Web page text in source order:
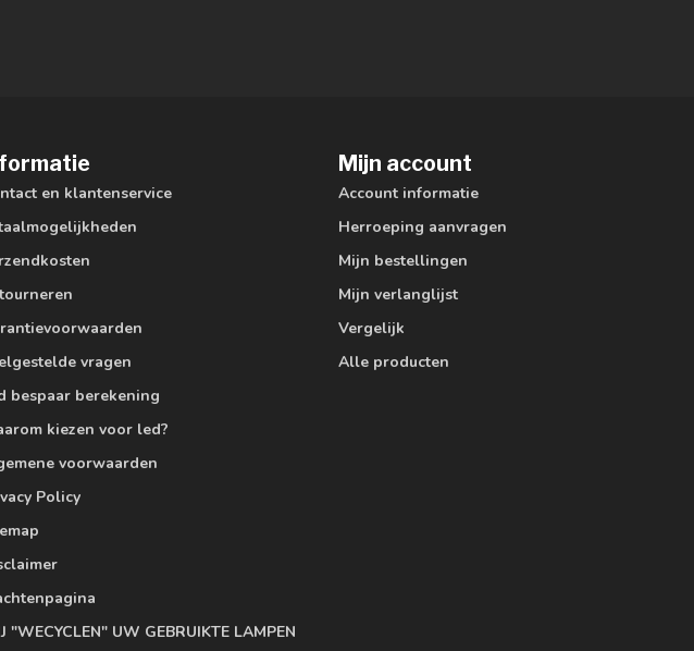
en klantenservice
vragen
bespaar berekening
kiezen voor led?
voorwaarden
Policy
"WECYCLEN" UW GEBRUIKTE LAMPEN
Mijn account
Account informatie
Herroeping aanvragen
Mijn bestellingen
Mijn verlanglijst
Vergelijk
Alle producten